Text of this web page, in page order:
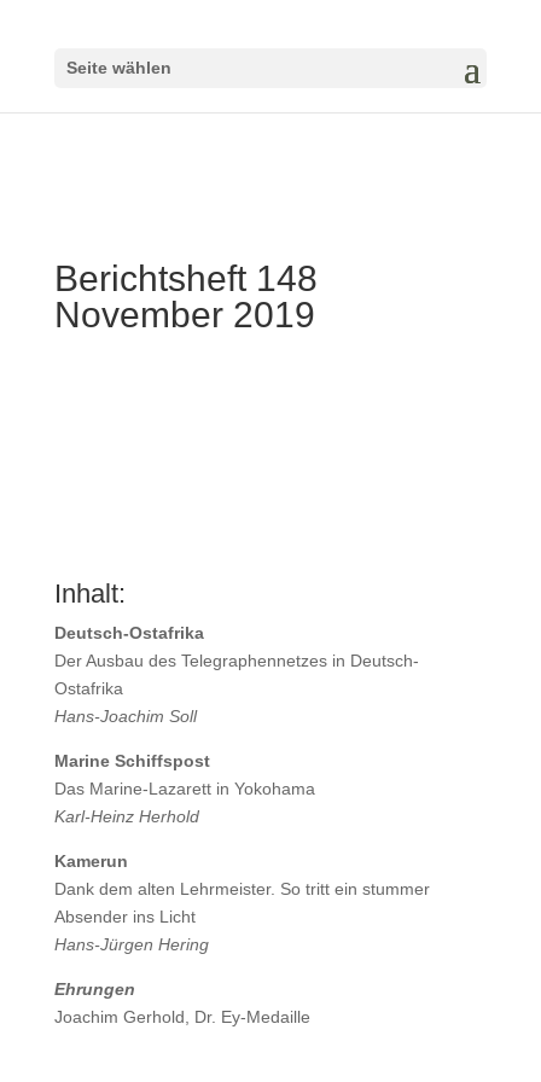
Seite wählen
Berichtsheft 148
November 2019
Inhalt:
Deutsch-Ostafrika
Der Ausbau des Telegraphennetzes in Deutsch-
Ostafrika
Hans-Joachim Soll
Marine Schiffspost
Das Marine-Lazarett in Yokohama
Karl-Heinz Herhold
Kamerun
Dank dem alten Lehrmeister. So tritt ein stummer
Absender ins Licht
Hans-Jürgen Hering
Ehrungen
Joachim Gerhold, Dr. Ey-Medaille